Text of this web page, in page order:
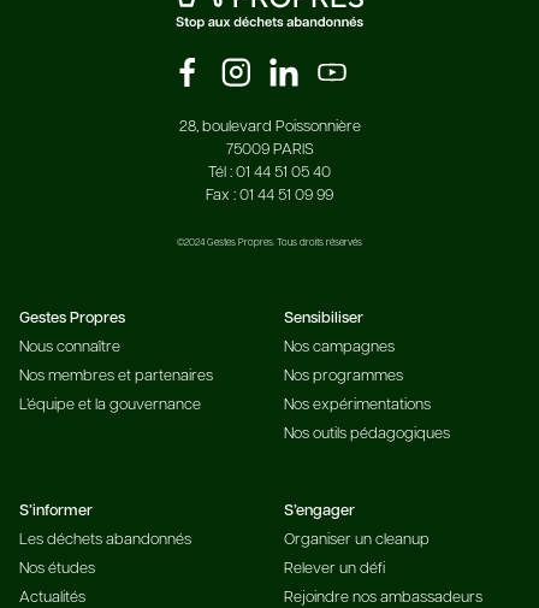
28, boulevard Poissonnière
75009 PARIS
Tél : 01 44 51 05 40
Fax : 01 44 51 09 99
©2024 Gestes Propres. Tous droits réservés
Gestes Propres
Nous connaître
Nos membres et partenaires
L’équipe et la gouvernance
Sensibiliser
Nos campagnes
Nos programmes
Nos expérimentations
Nos outils pédagogiques
S’informer
Les déchets abandonnés
Nos études
Actualités
S’engager
Organiser un cleanup
Relever un défi
Rejoindre nos ambassadeurs